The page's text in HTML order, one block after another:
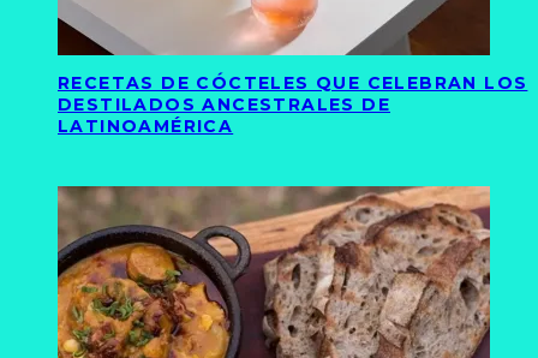
RECETAS DE CÓCTELES QUE CELEBRAN LOS
DESTILADOS ANCESTRALES DE
LATINOAMÉRICA